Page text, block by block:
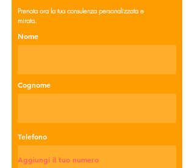
Prenota ora la tua consulenza personalizzata e
mirata.
Nome
Cognome
Telefono